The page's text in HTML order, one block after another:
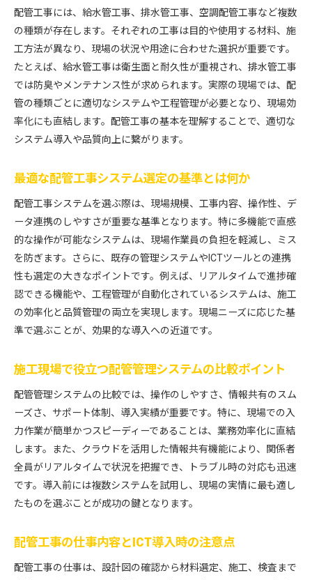
配管工事には、給水管工事、排水管工事、空調配管工事など複数
の種類が存在します。それぞれの工事は目的や使用する材料、施
工方法が異なり、現場の状況や用途に合わせた選択が重要です。
たとえば、給水管工事は衛生面と耐久性が重視され、排水管工事
では防臭やメンテナンス性が求められます。実際の現場では、配
管の種類ごとに適切なシステムや工程管理が必要となり、現場効
率化にも直結します。配管工事の基本を理解することで、適切な
システム導入や品質向上に繋がります。
最適な配管工事システム選定の基準とは何か
配管工事システムを選ぶ際は、現場規模、工事内容、操作性、デ
ータ連携のしやすさが重要な基準となります。特に多機能で直感
的な操作が可能なシステムは、現場作業員の負担を軽減し、ミス
を防ぎます。さらに、既存の管理システムやICTツールとの連携
性も選定の大きなポイントです。例えば、リアルタイムで進捗確
認できる機能や、工程管理が自動化されているシステムは、施工
の効率化と品質管理の両立を実現します。現場ニーズに応じた基
準で選ぶことが、効果的な導入への近道です。
施工現場で役立つ配管管理システムの比較ポイント
配管管理システムの比較では、操作のしやすさ、情報共有のスム
ーズさ、サポート体制、導入実績が重要です。特に、現場での入
力作業が簡単かつスピーディーであることは、業務効率化に直結
します。また、クラウドを活用した情報共有機能により、関係者
全員がリアルタイムで状況を把握でき、トラブル時の対応も迅速
です。導入前には複数システムを試用し、現場の実情に最も適し
たものを選ぶことが成功の鍵となります。
配管工事の仕事内容とICT導入時の注意点
配管工事の仕事は、設計図の確認から材料選定、施工、検査まで